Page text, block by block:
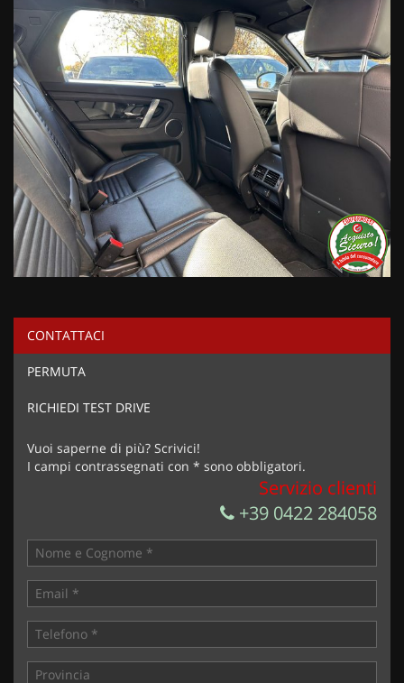
CONTATTACI
PERMUTA
RICHIEDI TEST DRIVE
Vuoi saperne di più? Scrivici!
I campi contrassegnati con * sono obbligatori.
Servizio clienti
+39 0422 284058